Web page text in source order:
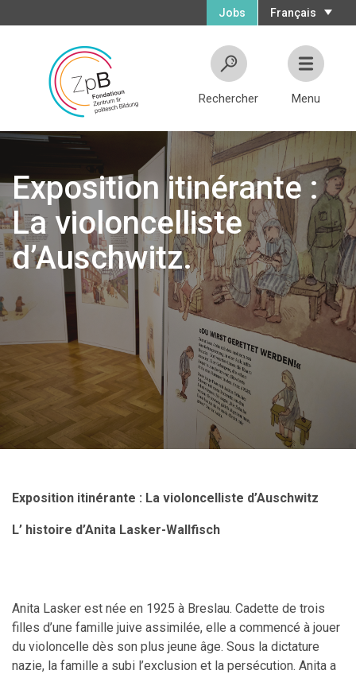
Français
Jobs
Rechercher Menu
Exposition itinérante :
La violoncelliste
d’Auschwitz.
Exposition itinérante : La violoncelliste d’Auschwitz
L’ histoire d’Anita Lasker-Wallfisch
Anita Lasker est née en 1925 à Breslau. Cadette de trois
filles d’une famille juive assimilée, elle a commencé à jouer
du violoncelle dès son plus jeune âge. Sous la dictature
nazie, la famille a subi l’exclusion et la persécution. Anita a